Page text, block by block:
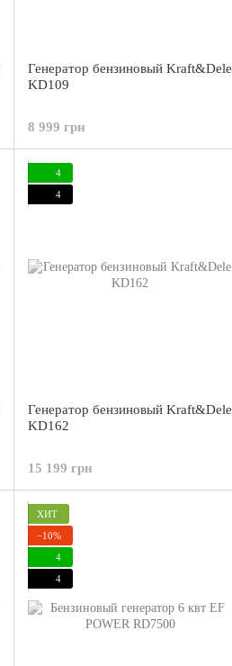
Генератор бензиновый Kraft&Dele
KD109
8 999 грн
4
4
Генератор бензиновый Kraft&Dele
KD162
15 199 грн
ХИТ
−10%
4
4